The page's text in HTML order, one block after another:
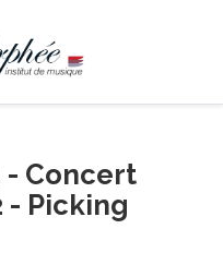
- Concert
- Picking